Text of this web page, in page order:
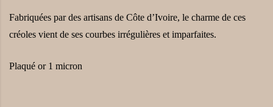
Fabriquées par des artisans de Côte d’Ivoire, le charme de ces
créoles vient de ses courbes irrégulières et imparfaites.
Plaqué or 1 micron